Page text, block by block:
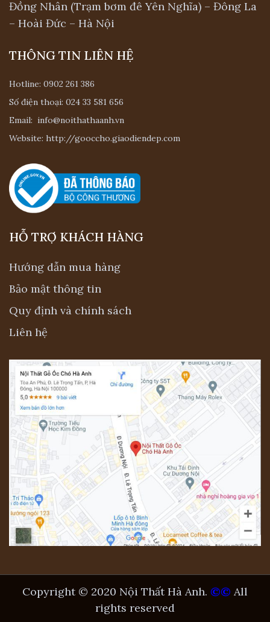
Đồng Nhân (Trạm bơm đê Yên Nghĩa) – Đông La
– Hoài Đức – Hà Nội
THÔNG TIN LIÊN HỆ
Hotline: 0902 261 386
Số điện thoại: 024 33 581 656
Email: info@noithathaanh.vn
Website: http://gooccho.giaodiendep.com
HỖ TRỢ KHÁCH HÀNG
Hướng dẫn mua hàng
Bảo mật thông tin
Quy định và chính sách
Liên hệ
Copyright © 2020 Nội Thất Hà Anh. ©© All
rights reserved